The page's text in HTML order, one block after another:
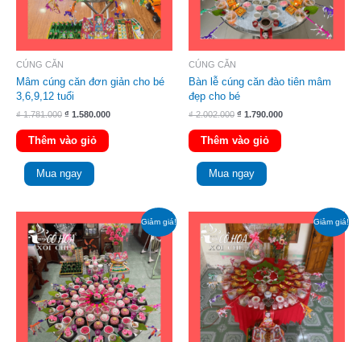
CÚNG CĂN
Mâm cúng căn đơn giản cho bé
3,6,9,12 tuổi
₫1.781.000 ₫ 1.580.000
Thêm vào giỏ
Mua ngay
CÚNG CĂN
Bàn lễ cúng căn đào tiên mâm
đẹp cho bé
₫2.002.000 ₫ 1.790.000
Thêm vào giỏ
Mua ngay
Giảm giá!
gốc
là:
₫ 3.592.000.
hiện
tại
là:
₫ 3.190.000.
Giảm giá!
gốc
là:
₫ 1.423.000.
hiện
tại
là:
₫ 1.350.000.